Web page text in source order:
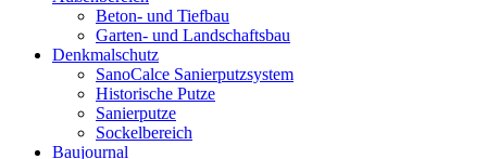
Beton- und Tiefbau
Garten- und Landschaftsbau
Denkmalschutz
SanoCalce Sanierputzsystem
Historische Putze
Sanierputze
Sockelbereich
Baujournal